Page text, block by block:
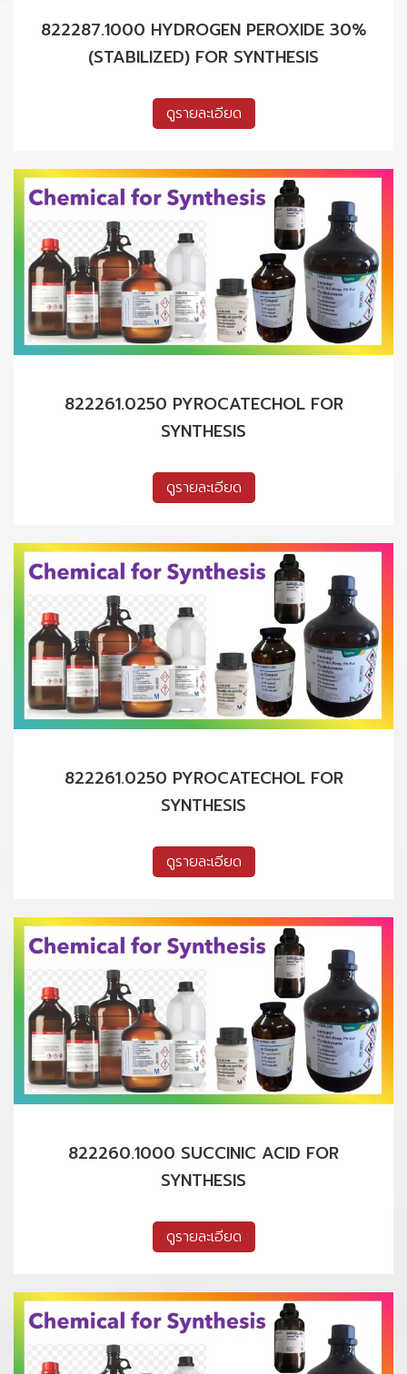
822287.1000 HYDROGEN PEROXIDE 30%
(STABILIZED) FOR SYNTHESIS
ดูรายละเอียด
822261.0250 PYROCATECHOL FOR
SYNTHESIS
ดูรายละเอียด
822261.0250 PYROCATECHOL FOR
SYNTHESIS
ดูรายละเอียด
822260.1000 SUCCINIC ACID FOR
SYNTHESIS
ดูรายละเอียด